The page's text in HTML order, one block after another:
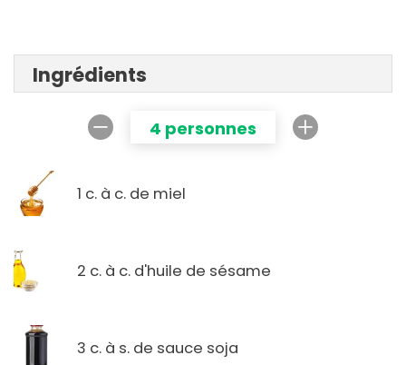
Ingrédients
4 personnes
1 c. à c. de miel
2 c. à c. d'huile de sésame
3 c. à s. de sauce soja